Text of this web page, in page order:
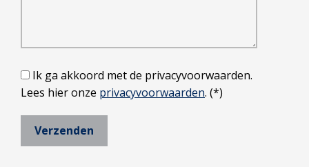
Ik ga akkoord met de privacyvoorwaarden.
Lees hier onze privacyvoorwaarden. (*)